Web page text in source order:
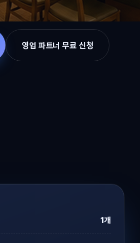
영업 파트너 무료 신청
1개